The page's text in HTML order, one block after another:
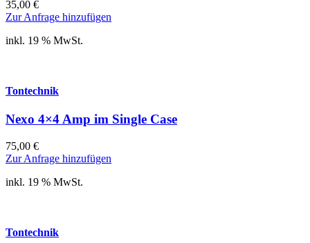
35,00 €
Zur Anfrage hinzufügen
inkl. 19 % MwSt.
Tontechnik
Nexo 4×4 Amp im Single Case
75,00 €
Zur Anfrage hinzufügen
inkl. 19 % MwSt.
Tontechnik